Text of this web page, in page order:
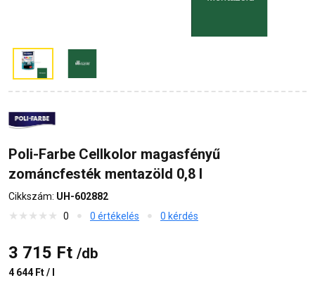
Poli-Farbe Cellkolor magasfényű
zománcfesték mentazöld 0,8 l
Cikkszám: UH-602882
0
0 értékelés 0 kérdés
3 715 Ft /db
4 644 Ft / l